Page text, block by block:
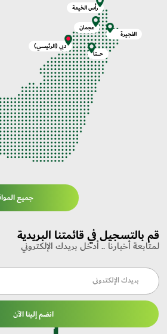
دبي (الرئيسي)
رأس الخيمة
عجمان
الفجيرة
حــــتا
جميع
قم بالتسجيل في قائمتنا البريدية
لمتابعة أخبارنا .. أدخل بريدك الإلكتروني
بريدك الإلكتروني
انضم إلينا الآن